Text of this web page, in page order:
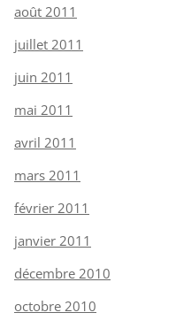
août 2011
juillet 2011
juin 2011
mai 2011
avril 2011
mars 2011
février 2011
janvier 2011
décembre 2010
octobre 2010